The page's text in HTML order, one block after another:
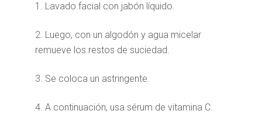
Lavado facial con jabón líquido.
Luego, con un algodón y agua micelar
remueve los restos de suciedad.
Se coloca un astringente.
A continuación, usa sérum de vitamina C.